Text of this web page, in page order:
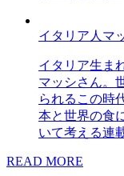
イタリア人マ
イタリア生ま
マッシさん。
られるこの時
本と世界の食
いて考える連
READ MORE